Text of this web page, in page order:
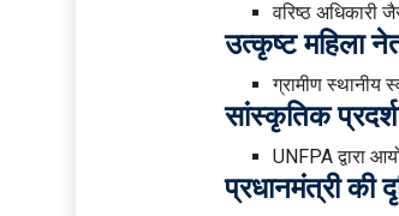
वरिष्ठ अधिकारी
उत्कृष्ट महिला
ग्रामीण स्थानीय
सांस्कृतिक
UNFPA द्वारा
प्रधानमंत्री की